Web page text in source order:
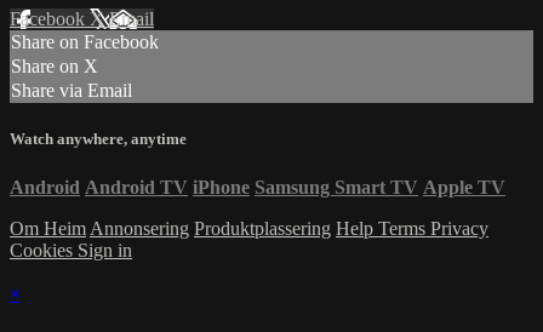
Facebook XEmail
Share on Facebook
Share on X
Share via Email
Watch anywhere, anytime
Android Android TV iPhone Samsung Smart TV Apple TV
Om Heim Annonsering Produktplassering Help Terms Privacy
Cookies Sign in
×